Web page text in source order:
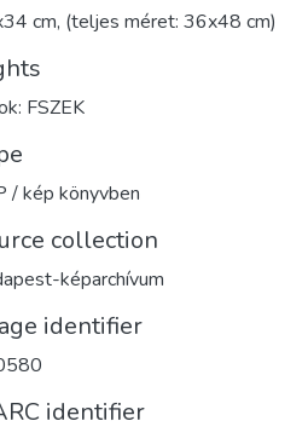
cm, (teljes méret: 36x48 cm)
FSZEK
/ kép könyvben
collection
képarchívum
identifier
identifier